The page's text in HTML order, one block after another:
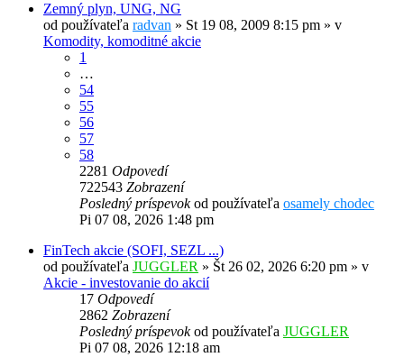
Zemný plyn, UNG, NG
od používateľa radvan » St 19 08, 2009 8:15 pm » v
Komodity, komoditné akcie
1
…
54
55
56
57
58
2281 Odpovedí
722543 Zobrazení
Posledný príspevokod používateľa osamely chodec
Pi 07 08, 2026 1:48 pm
FinTech akcie (SOFI, SEZL ...)
od používateľa JUGGLER » Št 26 02, 2026 6:20 pm » v
Akcie - investovanie do akcií
17 Odpovedí
2862 Zobrazení
Posledný príspevokod používateľa JUGGLER
Pi 07 08, 2026 12:18 am